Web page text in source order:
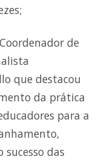
de
que destacou
da prática
para a
das